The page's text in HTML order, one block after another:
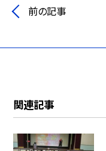
前の記事
関連記事